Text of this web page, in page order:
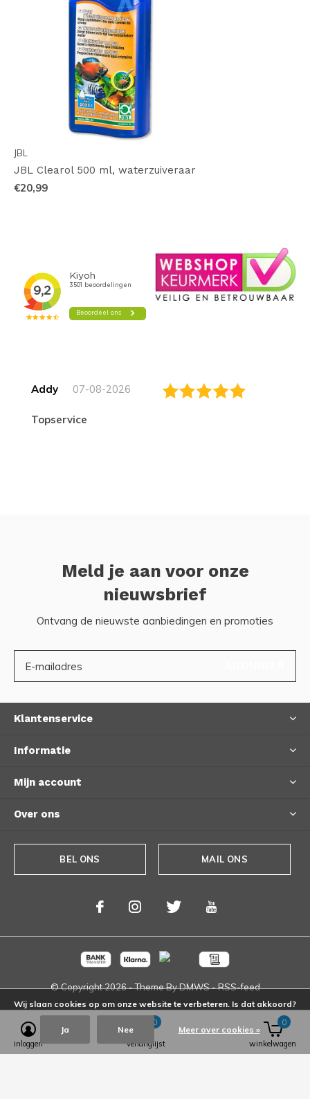
JBL
JBL Clearol 500 ml, waterzuiveraar
€20,99
Addy 07-08-2026
topservice
Meld je aan voor onze
nieuwsbrief
Ontvang de nieuwste aanbiedingen en promoties
Klantenservice
Informatie
Mijn account
Over ons
BEL ONS MAIL ONS
© Copyright2026- Theme ByDMWS-RSS-feed
inloggen verlanglijst
0
winkelwagen
0
Wij slaan cookies op om onze website te verbeteren. Is dat akkoord?
Ja Nee Meer over cookies »